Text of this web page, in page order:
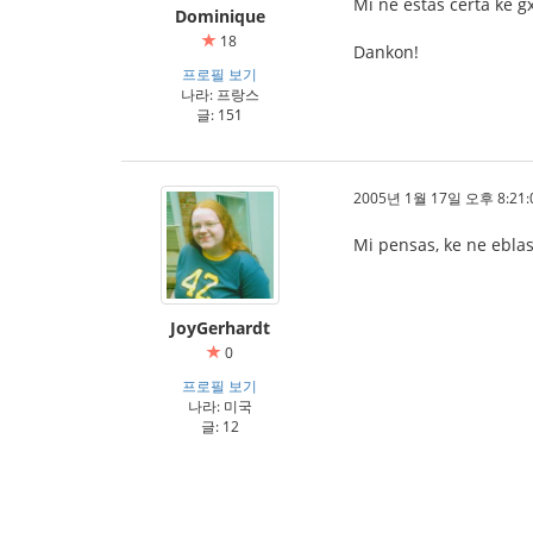
Dominique
18
프로필 보기
나라: 프랑스
글: 151
Dankon!
JoyGerhardt
0
프로필 보기
나라: 미국
글: 12
2005년 1월 17일 오후
Mi pensas, ke ne